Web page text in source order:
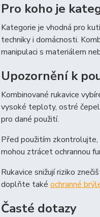
Pro koho je
Kategorie je vhodná pro
techniky i domácnosti.
manipulaci s materiálem
Upozornění k
Kombinované rukavice
vysoké teploty, ostré
pro dané použití.
Před použitím zkontrolujte,
mohou ztrácet ochrannou
Rukavice snižují riziko
doplňte také ochranné
Časté dotazy